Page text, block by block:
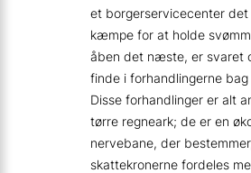
et borgerservicecenter det
kæmpe for at holde
åben det næste, er svaret
finde i forhandlingerne bag
Disse forhandlinger er alt
tørre regneark; de er en
nervebane, der
skattekronerne fordeles